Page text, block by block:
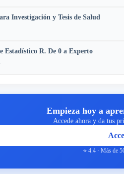
Investigación y Tesis de Salud
Estadístico R. De 0 a Experto
Empieza hoy a
Accede ahora y da tus
⭐ 4.4 · Más de